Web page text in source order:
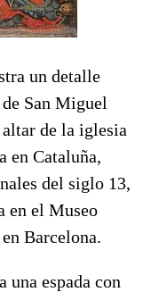
un detalle
San Miguel
de la iglesia
en Cataluña,
del siglo 13,
en el Museo
Barcelona.
una espada con